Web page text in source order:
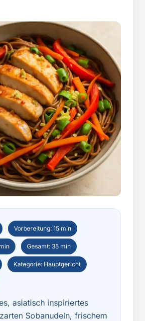
Vorbereitung: 15 min
Gesamt: 35 min
Kategorie: Hauptgericht
asiatisch inspiriertes
Sobanudeln, frischem